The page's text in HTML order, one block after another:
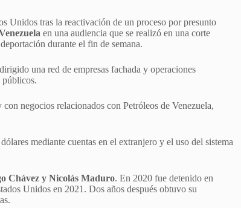
Unidos tras la reactivación de un proceso por presunto
en una audiencia que se realizó en una corte
durante el fin de semana.
una red de empresas fachada y operaciones
públicos.
con negocios relacionados con Petróleos de Venezuela,
mediante cuentas en el extranjero y el uso del sistema
Chávez y Nicolás Maduro. En 2020 fue detenido en
Unidos en 2021. Dos años después obtuvo su